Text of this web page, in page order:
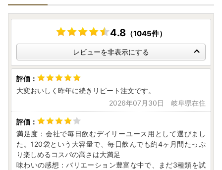
4.8（1045件）
レビューを非表示にする
大変おいしく昨年に続きリピート注文です。
2026年07月30日 岐阜県在住
満足度：会社で毎日飲むデイリーユース用として選びまし
た。120袋という大容量で、毎日飲んでも約4ヶ月間たっぷ
り楽しめるコスパの高さは大満足
味わいの感想：バリエーション豊富な中で、まだ3種類を試